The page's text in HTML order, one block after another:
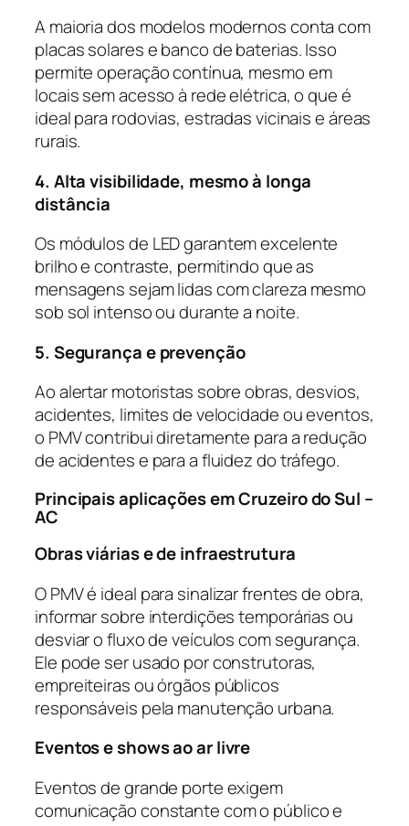
A maioria dos modelos modernos conta com
placas solares e banco de baterias. Isso
permite operação contínua, mesmo em
locais sem acesso à rede elétrica, o que é
ideal para rodovias, estradas vicinais e áreas
rurais.
4. Alta visibilidade, mesmo à longa
distância
Os módulos de LED garantem excelente
brilho e contraste, permitindo que as
mensagens sejam lidas com clareza mesmo
sob sol intenso ou durante a noite.
5. Segurança e prevenção
Ao alertar motoristas sobre obras, desvios,
acidentes, limites de velocidade ou eventos,
o PMV contribui diretamente para a redução
de acidentes e para a fluidez do tráfego.
Principais aplicações em Cruzeiro do Sul –
AC
Obras viárias e de infraestrutura
O PMV é ideal para sinalizar frentes de obra,
informar sobre interdições temporárias ou
desviar o fluxo de veículos com segurança.
Ele pode ser usado por construtoras,
empreiteiras ou órgãos públicos
responsáveis pela manutenção urbana.
Eventos e shows ao ar livre
Eventos de grande porte exigem
comunicação constante com o público e